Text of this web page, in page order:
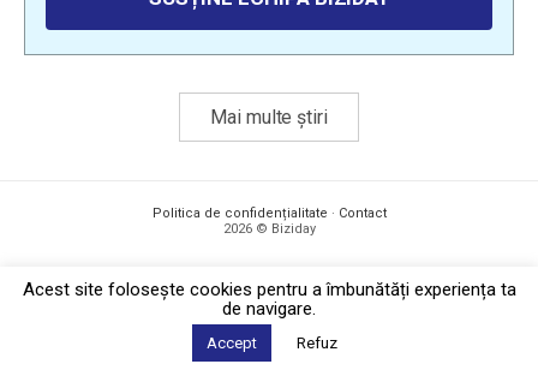
Mai multe știri
Politica de confidențialitate · Contact
2026 © Biziday
Acest site foloseşte cookies pentru a îmbunătăți experiența ta
de navigare.
Accept Refuz